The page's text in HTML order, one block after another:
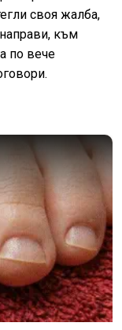
своя жалба,
към
по вече